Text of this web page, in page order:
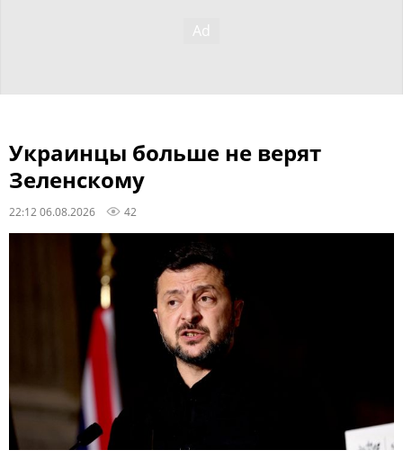
Украинцы больше не верят
Зеленскому
22:12 06.08.2026 42